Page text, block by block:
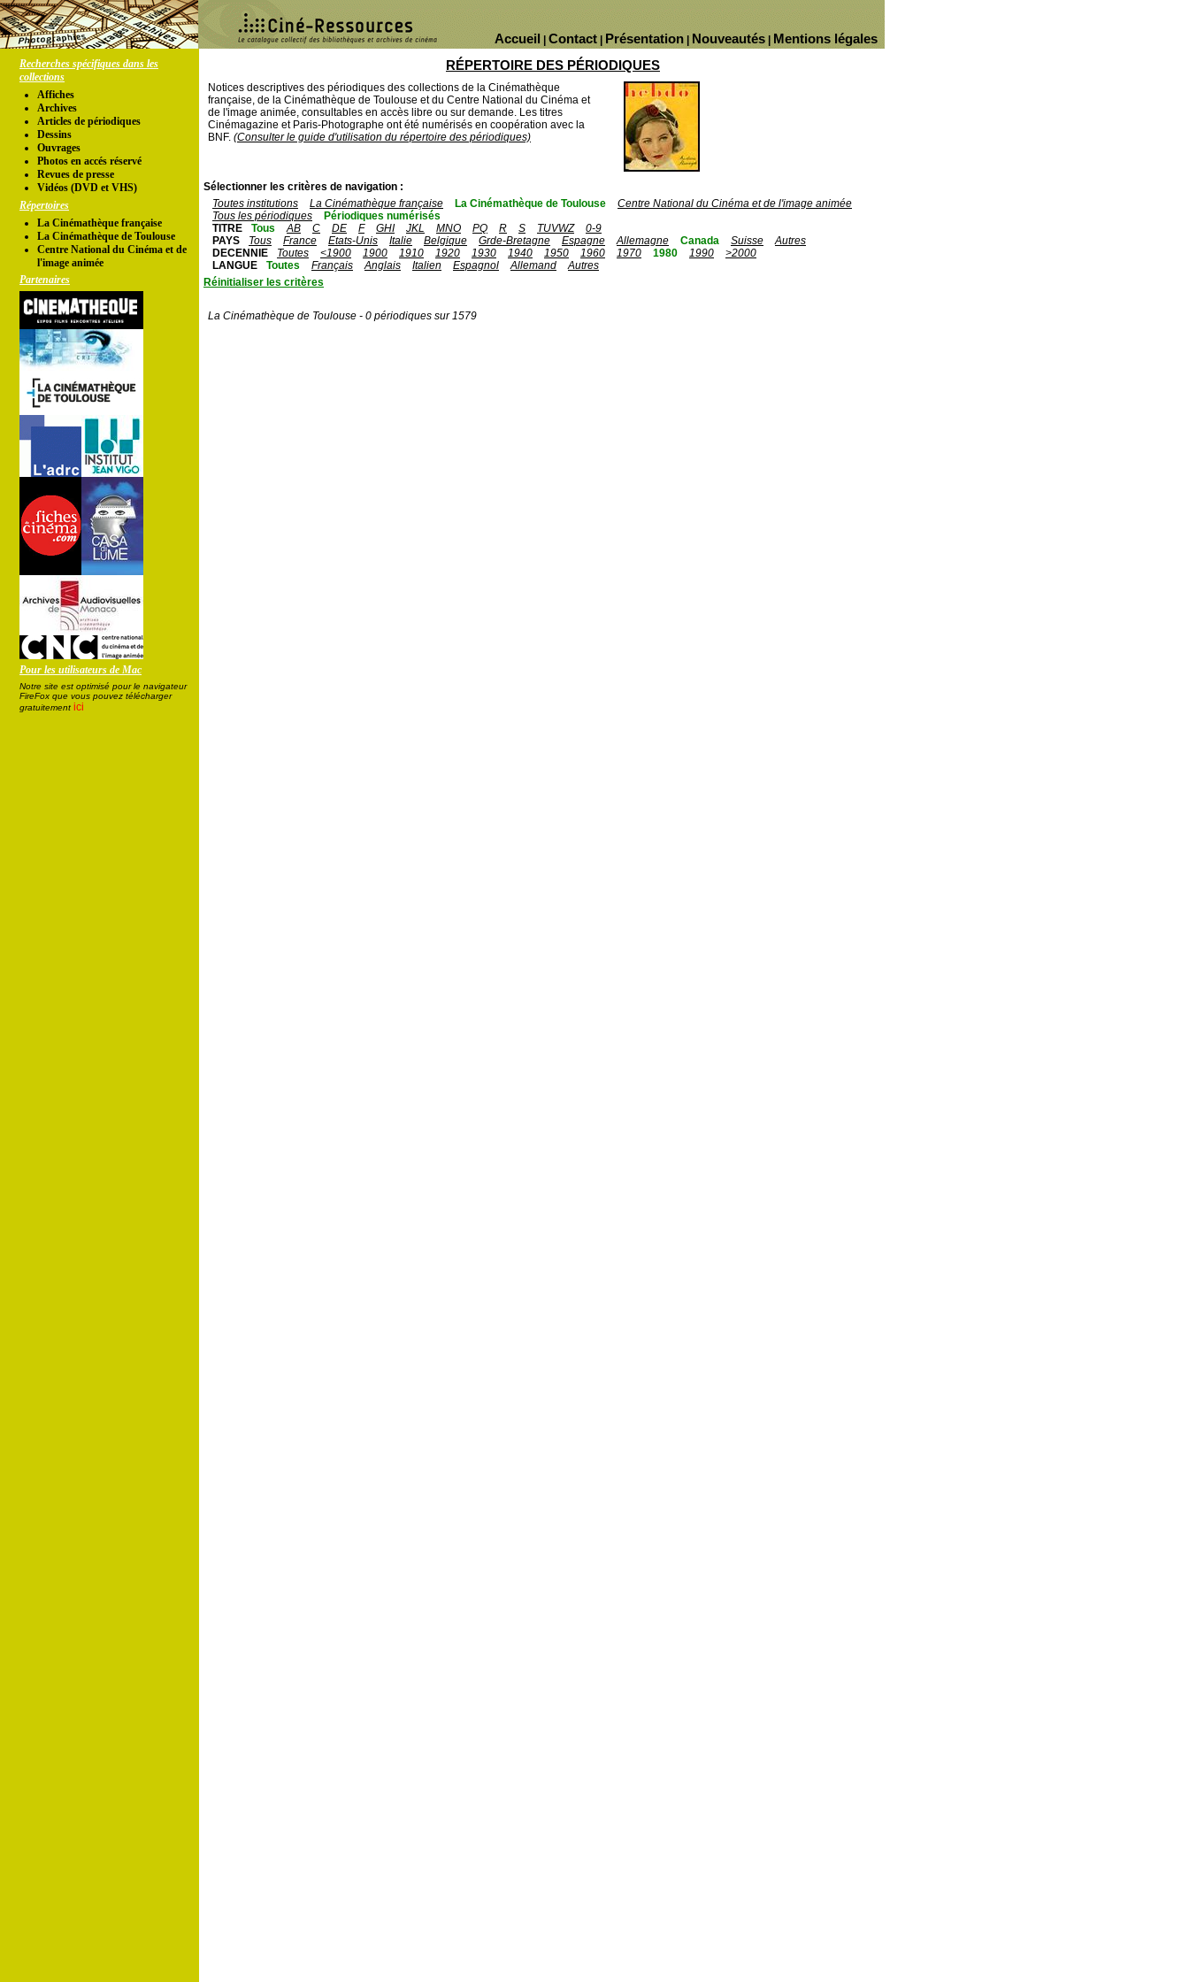
Mentions légales
Nouveautés
Présentation
Contact
Accueil
Recherches spécifiques dans les
collections
Affiches
Archives
Articles de périodiques
Dessins
Ouvrages
Photos en accés réservé
Revues de presse
Vidéos (DVD et VHS)
Répertoires
La Cinémathèque française
La Cinémathèque de Toulouse
Centre National du Cinéma et de
l'image animée
Partenaires
Pour les utilisateurs de Mac
Notre site est optimisé pour le navigateur
FireFox que vous pouvez télécharger
gratuitement ici
RÉPERTOIRE DES PÉRIODIQUES
Notices descriptives des périodiques des collections de la Cinémathèque
française, de la Cinémathèque de Toulouse et du Centre National du Cinéma et
de l'image animée, consultables en accès libre ou sur demande. Les titres
Cinémagazine et Paris-Photographe ont été numérisés en coopération avec la
BNF. (Consulter le guide d'utilisation du répertoire des périodiques)
Sélectionner les critères de navigation :
Toutes institutions
La Cinémathèque française La Cinémathèque de Toulouse
Centre National du Cinéma et de l'image animée
Tous les périodiques
Périodiques numérisés
TITRE
Tous AB C DE F GHI JKL MNO PQ R S TUVWZ
0-9
PAYS
Tous France Etats-Unis Italie Belgique Grde-Bretagne Espagne Allemagne Canada Suisse
Autres
DECENNIE
Toutes <1900 1900 1910 1920 1930 1940 1950 1960 1970 1980 1990
>2000
LANGUE
Toutes Français Anglais Italien Espagnol Allemand
Autres
Réinitialiser les critères
La Cinémathèque de Toulouse - 0 périodiques sur 1579